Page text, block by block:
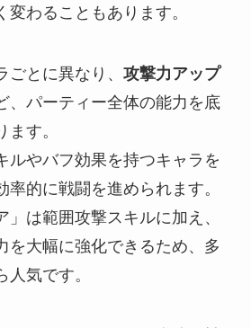
わることもあります。
ごとに異なり、 攻撃力アップ
、パーティー全体の能力を底
す。
ルやバフ効果を持つキャラを
率的に戦闘を進められます。
は範囲攻撃スキルに加え、
を大幅に強化できるため、多
人気です。